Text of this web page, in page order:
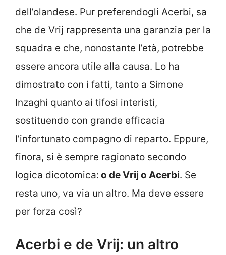
dell’olandese. Pur preferendogli Acerbi, sa
che de Vrij rappresenta una garanzia per la
squadra e che, nonostante l’età, potrebbe
essere ancora utile alla causa. Lo ha
dimostrato con i fatti, tanto a Simone
Inzaghi quanto ai tifosi interisti,
sostituendo con grande efficacia
l’infortunato compagno di reparto. Eppure,
finora, si è sempre ragionato secondo
logica dicotomica: o de Vrij o Acerbi. Se
resta uno, va via un altro. Ma deve essere
per forza così?
Acerbi e de Vrij: un altro